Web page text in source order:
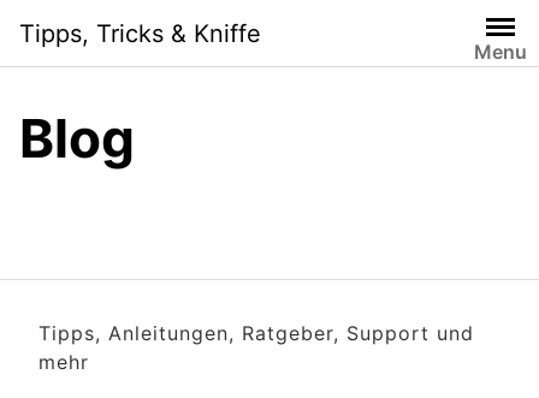
content
Tipps, Tricks & Kniffe
Menu
Blog
Tipps, Anleitungen, Ratgeber, Support und
mehr